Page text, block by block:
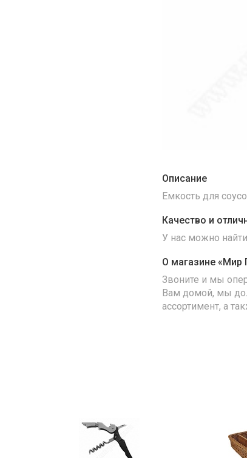
Описание
Емкость для
Качество и
У нас можно
О магазине «Мир
Звоните и мы
Вам домой, мы
ассортимент, а